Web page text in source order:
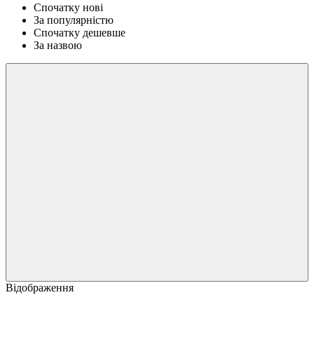
Спочатку нові
За популярністю
Спочатку дешевше
За назвою
Відображення